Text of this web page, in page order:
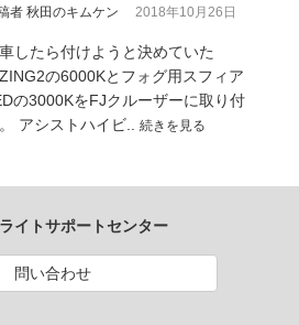
者 秋田のキムケン 2018年10月26日
したら付けようと決めていた
の6000Kとフォグ用スフィア
の3000KをFJクルーザーに取り付
アシストハイビ.. 続きを見る
イトサポートセンター
問い合わせ